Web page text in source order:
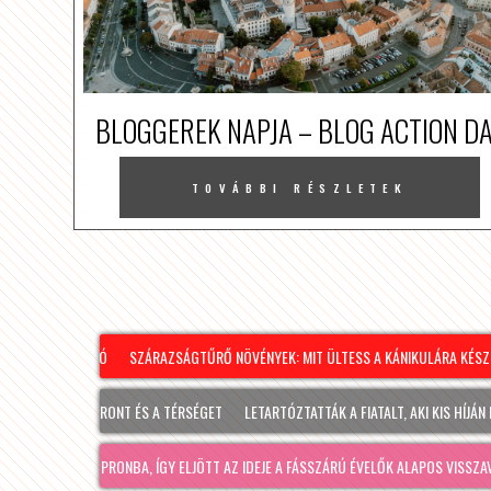
BLOGGEREK NAPJA – BLOG ACTION
TOVÁBBI RÉSZLETEK
SZÁRAZSÁGTŰRŐ NÖVÉNYEK: MIT ÜLTESS A KÁNIKULÁRA
SOPRONT ÉS A TÉRSÉGET LETARTÓZTATTÁK A FIATALT, AKI KIS HÍJÁN
IDŐ SOPRONBA, ÍGY ELJÖTT AZ IDEJE A FÁSSZÁRÚ ÉVELŐK ALAPOS VISSZAVÁ…